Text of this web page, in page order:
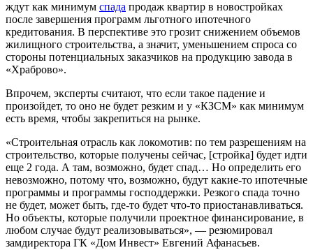
ждут как минимум спада продаж квартир в новостройках
после завершения программ льготного ипотечного
кредитования. В перспективе это грозит снижением объемов
жилищного строительства, а значит, уменьшением спроса со
стороны потенциальных заказчиков на продукцию завода в
«Храброво».
Впрочем, эксперты считают, что если такое падение и
произойдет, то оно не будет резким и у «КЗСМ» как минимум
есть время, чтобы закрепиться на рынке.
«Строительная отрасль как локомотив: по тем разрешениям на
строительство, которые получены сейчас, [стройка] будет идти
еще 2 года. А там, возможно, будет спад… Но определить его
невозможно, потому что, возможно, будут какие-то ипотечные
программы и программы господдержки. Резкого спада точно
не будет, может быть, где-то будет что-то приостанавливаться.
Но объекты, которые получили проектное финансирование, в
любом случае будут реализовываться», — резюмировал
замдиректора ГК «Дом Инвест» Евгений Афанасьев.